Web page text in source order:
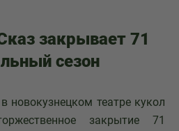
закрывает 71
сезон
театре кукол
закрытие 71